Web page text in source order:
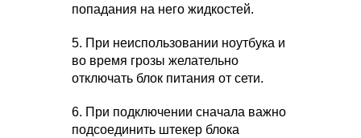
попадания на него жидкостей.
5. При неиспользовании ноутбука и
во время грозы желательно
отключать блок питания от сети.
6. При подключении сначала важно
подсоединить штекер блока